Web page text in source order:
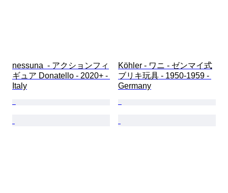
nessuna  - アクションフィ
ギュア Donatello - 2020+ -
Italy
Köhler - ワニ - ゼンマイ式
ブリキ玩具 - 1950-1959 -
Germany